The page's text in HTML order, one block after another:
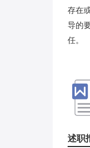
存在
导的
任。
述职